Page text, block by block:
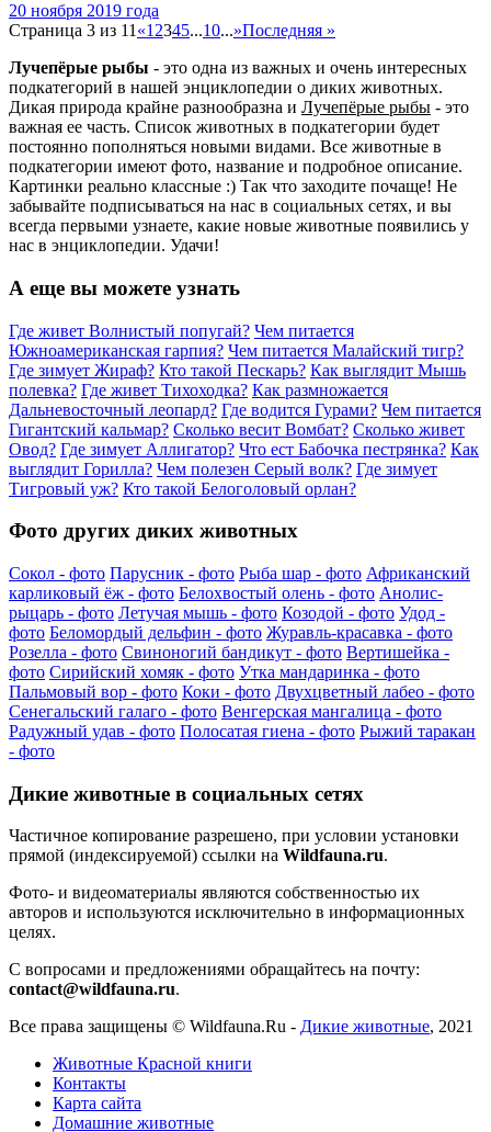
20 ноября 2019 года
Страница 3 из 11 «1 2345...10...»Последняя »
Лучепёрые рыбы - это одна из важных и очень интересных
подкатегорий в нашей энциклопедии о диких животных.
Дикая природа крайне разнообразна и Лучепёрые рыбы - это
важная ее часть. Список животных в подкатегории будет
постоянно пополняться новыми видами. Все животные в
подкатегории имеют фото, название и подробное описание.
Картинки реально классные :) Так что заходите почаще! Не
забывайте подписываться на нас в социальных сетях, и вы
всегда первыми узнаете, какие новые животные появились у
нас в энциклопедии. Удачи!
А еще вы можете узнать
Где живет Волнистый попугай? Чем питается
Южноамериканская гарпия? Чем питается Малайский тигр?
Где зимует Жираф? Кто такой Пескарь? Как выглядит Мышь
полевка? Где живет Тихоходка? Как размножается
Дальневосточный леопард? Где водится Гурами? Чем питается
Гигантский кальмар? Сколько весит Вомбат? Сколько живет
Овод? Где зимует Аллигатор? Что ест Бабочка пестрянка? Как
выглядит Горилла? Чем полезен Серый волк? Где зимует
Тигровый уж? Кто такой Белоголовый орлан?
Фото других диких животных
Сокол - фото Парусник - фото Рыба шар - фото Африканский
карликовый ёж - фото Белохвостый олень - фото Анолис-
рыцарь - фото Летучая мышь - фото Козодой - фото Удод -
фото Беломордый дельфин - фото Журавль-красавка - фото
Розелла - фото Свиноногий бандикут - фото Вертишейка -
фото Сирийский хомяк - фото Утка мандаринка - фото
Пальмовый вор - фото Коки - фото Двухцветный лабео - фото
Сенегальский галаго - фото Венгерская мангалица - фото
Радужный удав - фото Полосатая гиена - фото Рыжий таракан
- фото
Дикие животные в социальных сетях
Частичное копирование разрешено, при условии установки
прямой (индексируемой) ссылки на Wildfauna.ru.
Фото- и видеоматериалы являются собственностью их
авторов и используются исключительно в информационных
целях.
С вопросами и предложениями обращайтесь на почту:
contact@wildfauna.ru.
Все права защищены © Wildfauna.Ru - Дикие животные, 2021
Животные Красной книги
Контакты
Карта сайта
Домашние животные